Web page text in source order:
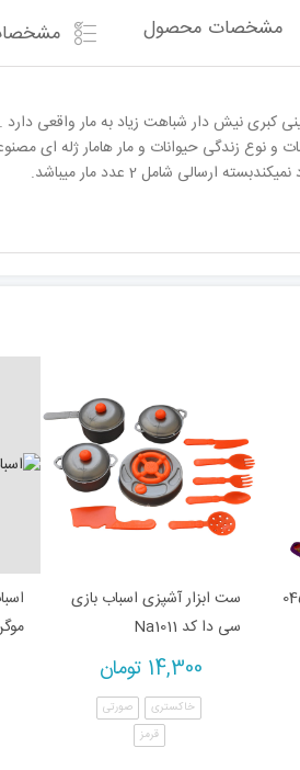
مشخصات محصول
کبری نیش دار شباهت زیاد به مار واقعی
و نوع زندگی حیوانات و مار هامار ژله
ارسالی شامل 2 عدد مار میباشد.
ست ابزار آشپزی اسباب بازی
سی دا کد Na1011
14,300 تومان
خاکستری
صورتی
قرمز